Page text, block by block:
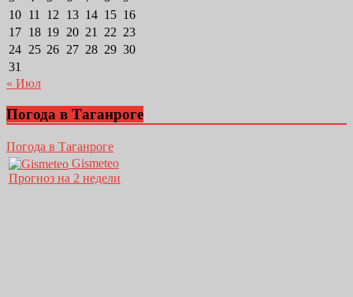
10 11 12 13 14 15 16
17 18 19 20 21 22 23
24 25 26 27 28 29 30
31
« Июл
Погода в Таганроге
Погода в Таганроге
Gismeteo
Прогноз на 2 недели